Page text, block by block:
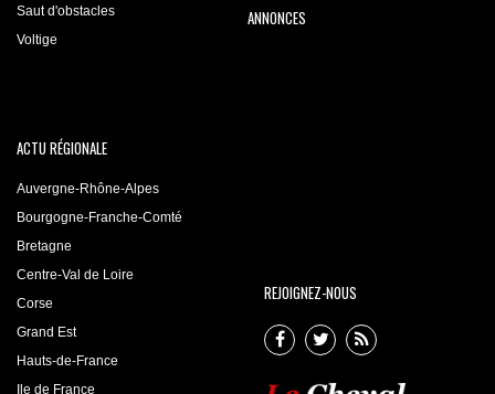
Saut d'obstacles
Voltige
ANNONCES
ACTU RÉGIONALE
Auvergne-Rhône-Alpes
Bourgogne-Franche-Comté
Bretagne
Centre-Val de Loire
Corse
Grand Est
Hauts-de-France
Ile de France
REJOIGNEZ-NOUS